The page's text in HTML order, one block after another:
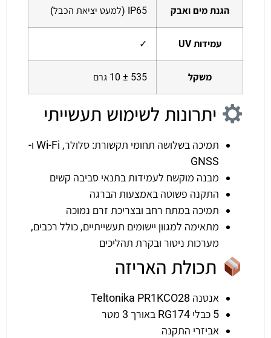
הגנת מים ואבק IP65 (למעט יציאת הכבל)
עמידות UV ✓
משקל 535 ± 10 גרם
יתרונות לשימוש תעשייתי
תמיכה בשלושה תחומי תקשורת: סלולר, Wi-Fi ו-
GNSS
מבנה מוקשח לעמידות בתנאי סביבה קשים
התקנה פשוטה באמצעות הברגה
תמיכה במתח רחב ובצריכת זרם נמוכה
מתאימה למגוון יישומים תעשייתיים, כולל רכבים,
מערכות ניטור ובקרת תהליכים
תכולת האריזה
אנטנה Teltonika PR1KCO28
5 כבלי RG174 באורך 3 מטר
אביזרי התקנה